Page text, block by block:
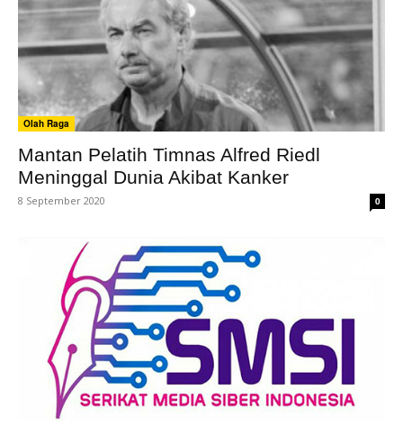
Olah Raga
Mantan Pelatih Timnas Alfred Riedl
Meninggal Dunia Akibat Kanker
8 September 2020 0